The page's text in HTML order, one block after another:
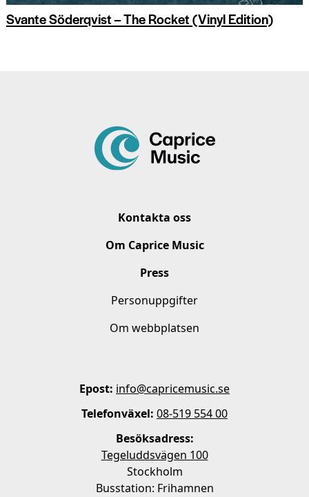
Svante Söderqvist – The Rocket (Vinyl Edition)
Kontakta oss
Om Caprice Music
Press
Personuppgifter
Om webbplatsen
Epost: info@capricemusic.se
Telefonväxel: 08-519 554 00
Besöksadress:
Tegeluddsvägen 100
Stockholm
Busstation: Frihamnen